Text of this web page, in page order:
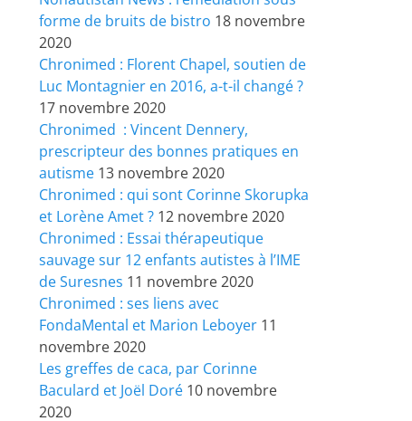
forme de bruits de bistro 18 novembre
2020
Chronimed : Florent Chapel, soutien de
Luc Montagnier en 2016, a-t-il changé ?
17 novembre 2020
Chronimed : Vincent Dennery,
prescripteur des bonnes pratiques en
autisme 13 novembre 2020
Chronimed : qui sont Corinne Skorupka
et Lorène Amet ? 12 novembre 2020
Chronimed : Essai thérapeutique
sauvage sur 12 enfants autistes à l’IME
de Suresnes 11 novembre 2020
Chronimed : ses liens avec
FondaMental et Marion Leboyer 11
novembre 2020
Les greffes de caca, par Corinne
Baculard et Joël Doré 10 novembre
2020